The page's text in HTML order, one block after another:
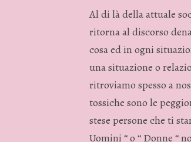
Al di là della attuale
ritorna al discorso
cosa ed in ogni
una situazione o
ritroviamo spesso a
tossiche sono le
stese persone che ti
Uomini “ o “ Donne “